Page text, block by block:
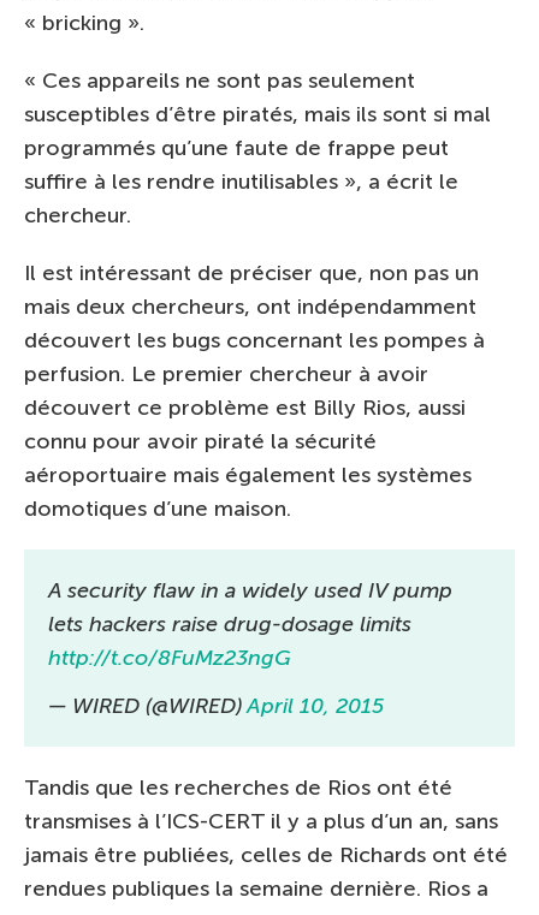
« bricking ».
« Ces appareils ne sont pas seulement
susceptibles d’être piratés, mais ils sont si mal
programmés qu’une faute de frappe peut
suffire à les rendre inutilisables », a écrit le
chercheur.
Il est intéressant de préciser que, non pas un
mais deux chercheurs, ont indépendamment
découvert les bugs concernant les pompes à
perfusion. Le premier chercheur à avoir
découvert ce problème est Billy Rios, aussi
connu pour avoir piraté la sécurité
aéroportuaire mais également les systèmes
domotiques d’une maison.
A security flaw in a widely used IV pump
lets hackers raise drug-dosage limits
http://t.co/8FuMz23ngG
— WIRED (@WIRED)April 10, 2015
Tandis que les recherches de Rios ont été
transmises à l’ICS-CERT il y a plus d’un an, sans
jamais être publiées, celles de Richards ont été
rendues publiques la semaine dernière. Rios a